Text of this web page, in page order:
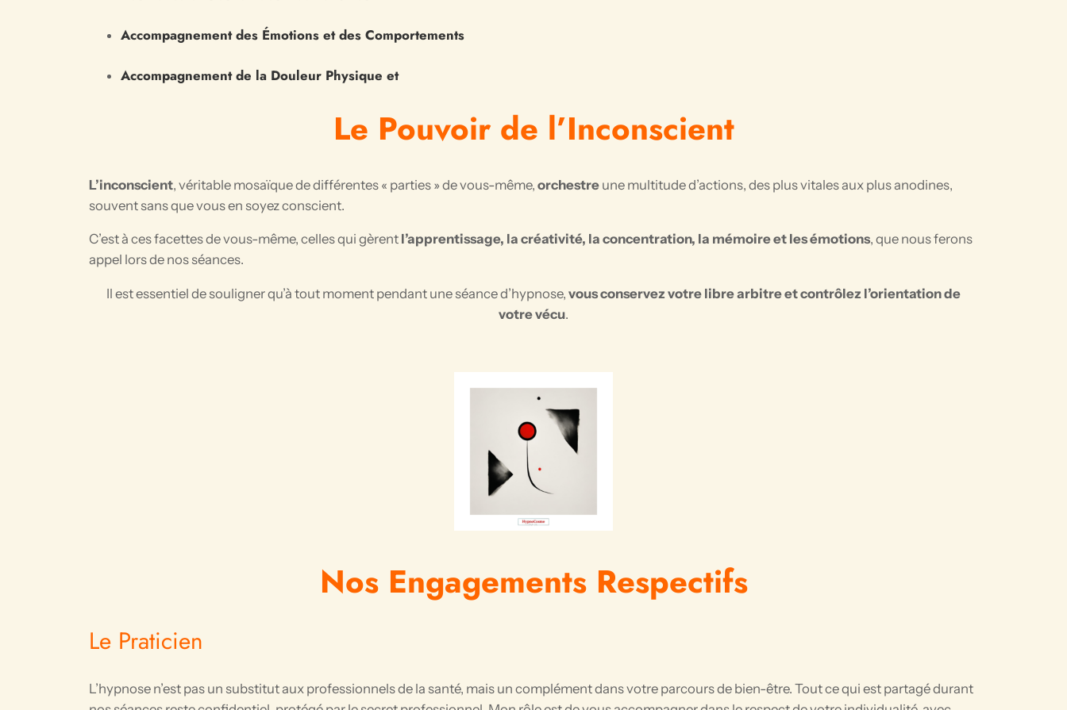
Accompagnement des Émotions et des Comportements
Accompagnement de la Douleur Physique et
Le Pouvoir de l’Inconscient
L’inconscient, véritable mosaïque de différentes « parties » de vous-même, orchestre une multitude d’actions, des plus vitales aux plus anodines,
souvent sans que vous en soyez conscient.
C’est à ces facettes de vous-même, celles qui gèrent l’apprentissage, la créativité, la concentration, la mémoire et les émotions, que nous ferons
appel lors de nos séances.
Il est essentiel de souligner qu’à tout moment pendant une séance d’hypnose, vous conservez votre libre arbitre et contrôlez l’orientation de
votre vécu.
Nos Engagements Respectifs
Le Praticien
L’hypnose n’est pas un substitut aux professionnels de la santé, mais un complément dans votre parcours de bien-être. Tout ce qui est partagé durant